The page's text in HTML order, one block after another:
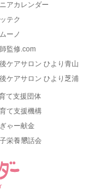
アカレンダー
テク
ーノ
監修.com
ケアサロン ひより青山
ケアサロン ひより芝浦
て支援団体
て支援機構
ゃー献金
栄養懇話会